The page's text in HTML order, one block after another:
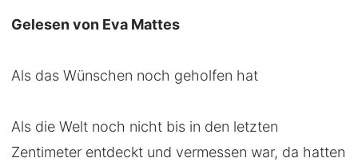
Gelesen von Eva Mattes
Als das Wünschen noch geholfen hat
Als die Welt noch nicht bis in den letzten
Zentimeter entdeckt und vermessen war, da hatten